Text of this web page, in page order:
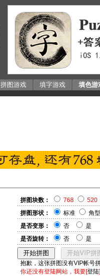
拼图游戏 填字游戏 填色游
拼图块数： 768
520
拼图形状：
标准
角型
是否变形：
否
是
是否旋转：
否 是
抱歉，这张拼图没有VIP帐号
你还没有登陆网站，我要[登陆